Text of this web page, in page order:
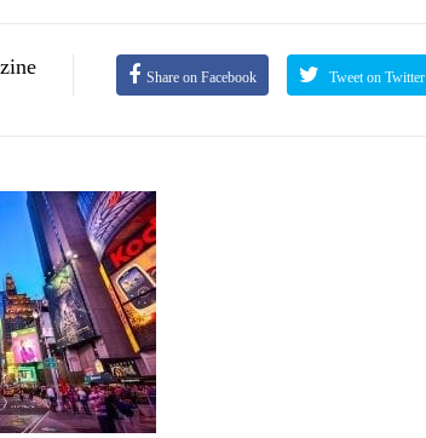
Share on Facebook Tweet on Twitter